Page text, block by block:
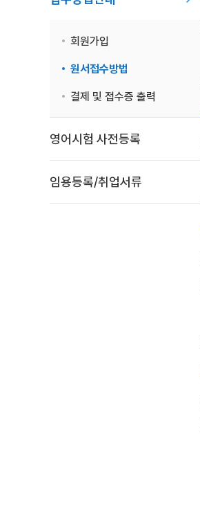
회원가입
원서접수방법
결제 및 접수증 출력
영어시험 사전등록
임용등록/취업서류